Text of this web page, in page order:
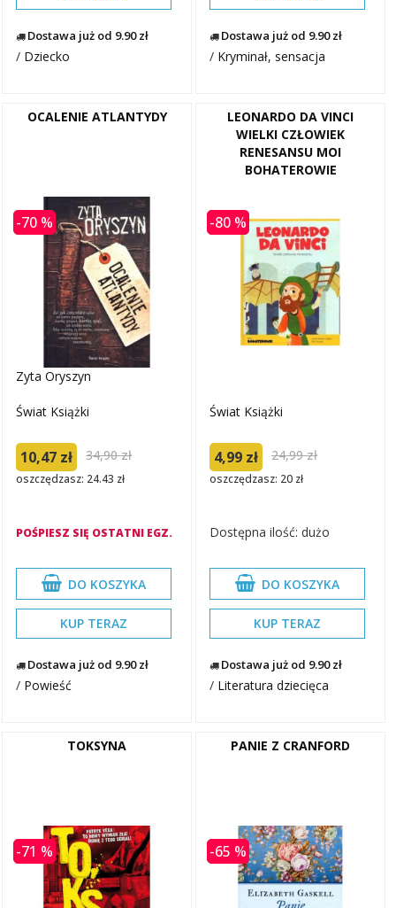
Dostawa już od 9.90 zł
/ Dziecko
Dostawa już od 9.90 zł
/ Kryminał, sensacja
OCALENIE ATLANTYDY
-70 %
Zyta Oryszyn
Świat Książki
10,47 zł 34,90 zł
oszczędzasz: 24.43 zł
POŚPIESZ SIĘ OSTATNI EGZ.
DO KOSZYKA
KUP TERAZ
Dostawa już od 9.90 zł
/ Powieść
LEONARDO DA VINCI
WIELKI CZŁOWIEK
RENESANSU MOI
BOHATEROWIE
-80 %
Świat Książki
4,99 zł 24,99 zł
oszczędzasz: 20 zł
Dostępna ilość: dużo
DO KOSZYKA
KUP TERAZ
Dostawa już od 9.90 zł
/ Literatura dziecięca
TOKSYNA
-71 %
PANIE Z CRANFORD
-65 %